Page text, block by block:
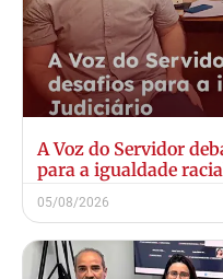
A Voz do Servidor
para a igualdade
05/08/2026